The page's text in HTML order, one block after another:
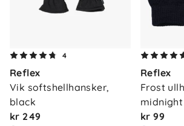
4
Reflex
Vik softshellhansker,
black
kr 249
Reflex
Frost
midnight
kr 99
Om oss
Våre butikker
Vårt samfunnsansvar
Jobbe i Barnas Hus
Kontakt oss
Frakt og levering
Retur og reklamasjon